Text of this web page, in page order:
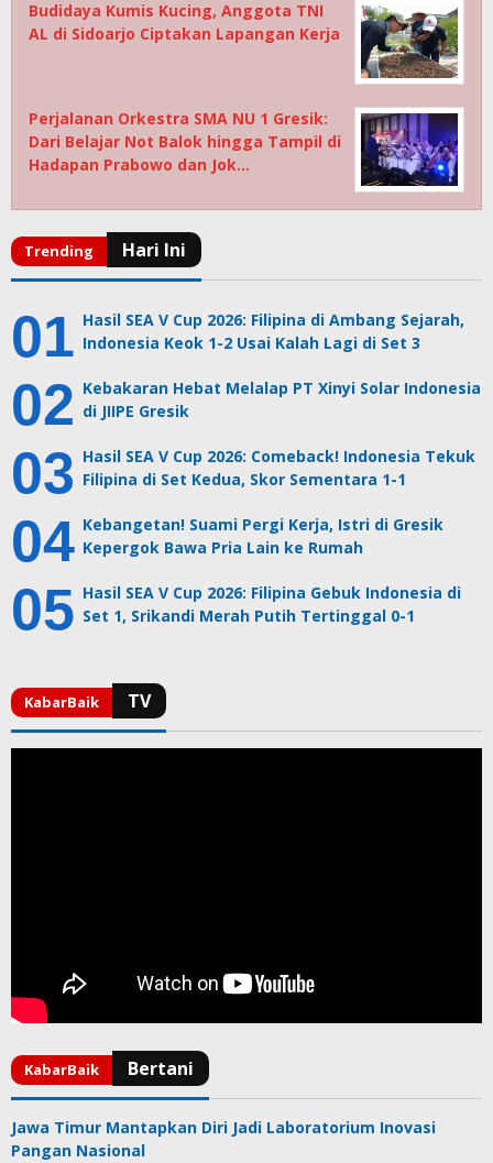
Budidaya Kumis Kucing, Anggota TNI
AL di Sidoarjo Ciptakan Lapangan Kerja
Perjalanan Orkestra SMA NU 1 Gresik:
Dari Belajar Not Balok hingga Tampil di
Hadapan Prabowo dan Jok…
Hasil SEA V Cup 2026: Filipina di Ambang Sejarah,
Indonesia Keok 1-2 Usai Kalah Lagi di Set 3
Kebakaran Hebat Melalap PT Xinyi Solar Indonesia
di JIIPE Gresik
Hasil SEA V Cup 2026: Comeback! Indonesia Tekuk
Filipina di Set Kedua, Skor Sementara 1-1
Kebangetan! Suami Pergi Kerja, Istri di Gresik
Kepergok Bawa Pria Lain ke Rumah
Hasil SEA V Cup 2026: Filipina Gebuk Indonesia di
Set 1, Srikandi Merah Putih Tertinggal 0-1
Jawa Timur Mantapkan Diri Jadi Laboratorium Inovasi
Pangan Nasional